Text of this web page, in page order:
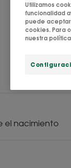
el nacimiento
Utilizamos
funcionalidad
puede
cookies. Para
nuestra